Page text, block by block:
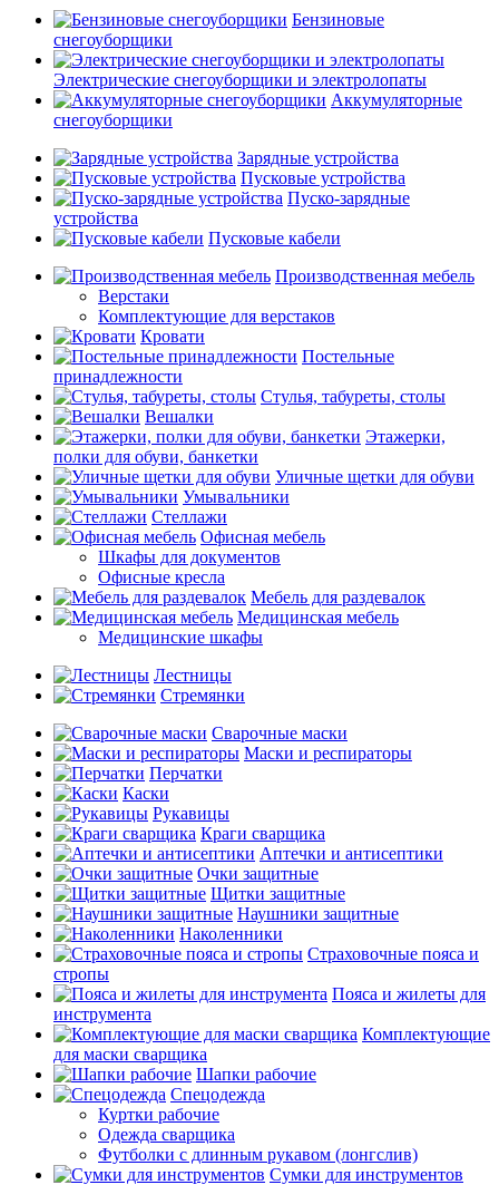
Бензиновые
снегоуборщики
Электрические снегоуборщики и электролопаты
Аккумуляторные
снегоуборщики
Зарядные устройства
Пусковые устройства
Пуско-зарядные
устройства
Пусковые кабели
Производственная мебель
Верстаки
Комплектующие для верстаков
Кровати
Постельные
принадлежности
Стулья, табуреты, столы
Вешалки
Этажерки,
полки для обуви, банкетки
Уличные щетки для обуви
Умывальники
Стеллажи
Офисная мебель
Шкафы для документов
Офисные кресла
Мебель для раздевалок
Медицинская мебель
Медицинские шкафы
Лестницы
Стремянки
Сварочные маски
Маски и респираторы
Перчатки
Каски
Рукавицы
Краги сварщика
Аптечки и антисептики
Очки защитные
Щитки защитные
Наушники защитные
Наколенники
Страховочные пояса и
стропы
Пояса и жилеты для
инструмента
Комплектующие
для маски сварщика
Шапки рабочие
Спецодежда
Куртки рабочие
Одежда сварщика
Футболки с длинным рукавом (лонгслив)
Сумки для инструментов